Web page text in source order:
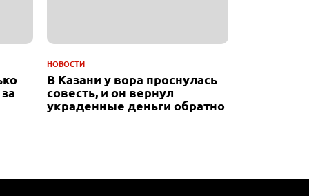
НОВОСТИ
В Казани у вора проснулась
совесть, и он вернул
украденные деньги обратно